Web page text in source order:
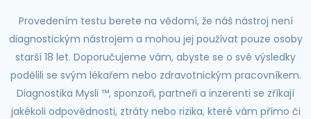
Provedením testu berete na vědomí, že náš nástroj není
diagnostickým nástrojem a mohou jej používat pouze osoby
starší 18 let. Doporučujeme vám, abyste se o své výsledky
podělili se svým lékařem nebo zdravotnickým pracovníkem.
Diagnostika Mysli ™, sponzoři, partneři a inzerenti se zříkají
jakékoli odpovědnosti, ztráty nebo rizika, které vám přímo či